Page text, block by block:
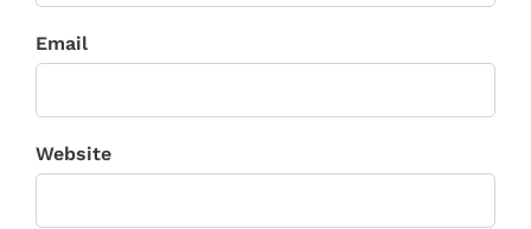
Email
Website